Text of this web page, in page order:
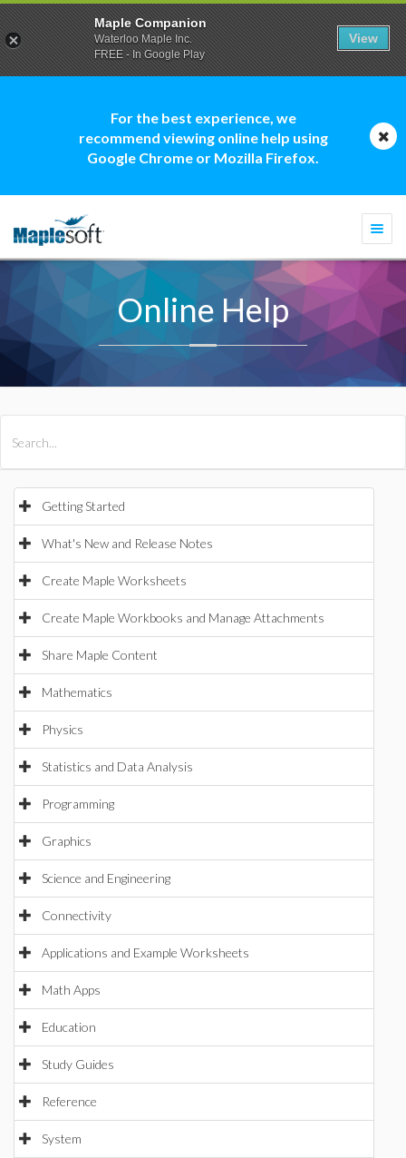
For the best experience, we
recommend viewing online help using
Google Chrome or Mozilla Firefox.
Online Help
Getting Started
What's New and Release Notes
Create Maple Worksheets
Create Maple Workbooks and Manage Attachments
Share Maple Content
Mathematics
Physics
Statistics and Data Analysis
Programming
Graphics
Science and Engineering
Connectivity
Applications and Example Worksheets
Math Apps
Education
Study Guides
Reference
System
Maple Companion
Waterloo Maple Inc.
FREE - In Google Play
View